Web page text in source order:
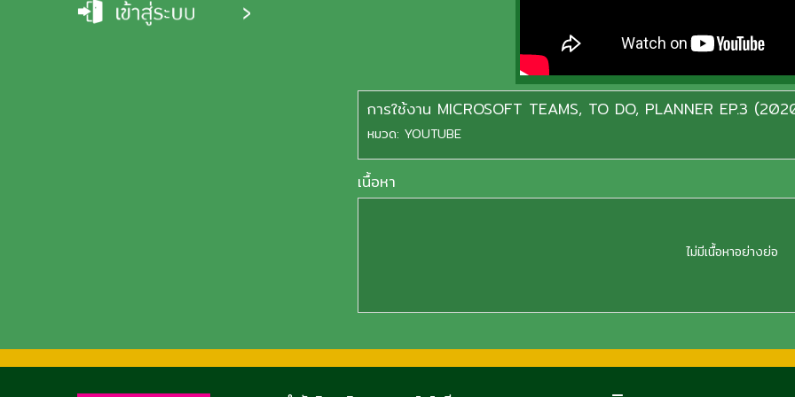
การใช้งาน MICROSOFT TEAMS, TO DO, PLANNER EP.3
หมวด: YOUTUBE
เนื้อหา
ไม่มีเนื้อหาอย่างย่อ